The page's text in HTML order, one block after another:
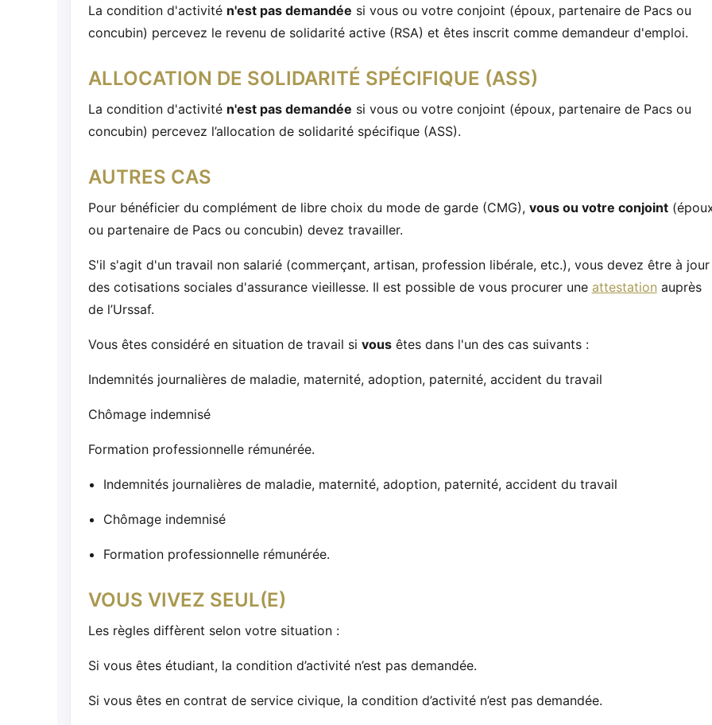
La condition d'activité n'est pas demandée si vous ou votre conjoint (époux, partenaire de Pacs ou
concubin) percevez le revenu de solidarité active (RSA) et êtes inscrit comme demandeur d'emploi.
ALLOCATION DE SOLIDARITÉ SPÉCIFIQUE (ASS)
La condition d'activité n'est pas demandée si vous ou votre conjoint (époux, partenaire de Pacs ou
concubin) percevez l’allocation de solidarité spécifique (ASS).
AUTRES CAS
Pour bénéficier du complément de libre choix du mode de garde (CMG), vous ou votre conjoint
ou partenaire de Pacs ou concubin) devez travailler.
S'il s'agit d'un travail non salarié (commerçant, artisan, profession libérale, etc.), vous devez être à jour
des cotisations sociales d'assurance vieillesse. Il est possible de vous procurer une attestation auprès
de l’Urssaf.
Vous êtes considéré en situation de travail si vousêtes dans l'un des cas suivants :
Indemnités journalières de maladie, maternité, adoption, paternité, accident du travail
Chômage indemnisé
Formation professionnelle rémunérée.
Indemnités journalières de maladie, maternité, adoption, paternité, accident du travail
Chômage indemnisé
Formation professionnelle rémunérée.
VOUS VIVEZ SEUL(E)
Les règles diffèrent selon votre situation :
Si vous êtes étudiant, la condition d’activité n’est pas demandée.
Si vous êtes en contrat de service civique, la condition d’activité n’est pas demandée.